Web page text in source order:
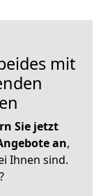
mit
Sie jetzt
an,
Ihnen sind.